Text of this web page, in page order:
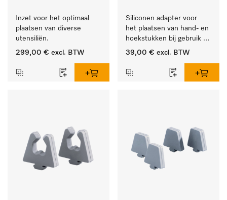
Inzet voor het optimaal
plaatsen van diverse
utensiliën.
299,00 € excl. BTW
Siliconen adapter voor
het plaatsen van hand- en
hoekstukken bij gebruik
van AUF 1 of AUF 2.
39,00 € excl. BTW